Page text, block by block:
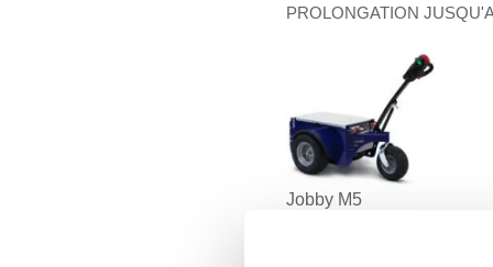
PROLONGATION
Jobby M5